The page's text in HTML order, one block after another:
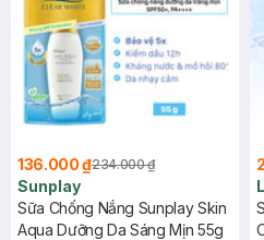
136.000 ₫234.000 ₫
Sunplay
Sữa Chống Nắng Sunplay Skin
Aqua Dưỡng Da Sáng Mịn 55g